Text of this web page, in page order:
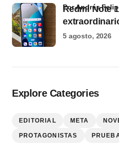
Redmi Note
por Andrés
5 agosto, 2026
Explore Categories
EDITORIAL META
PROTAGONISTAS